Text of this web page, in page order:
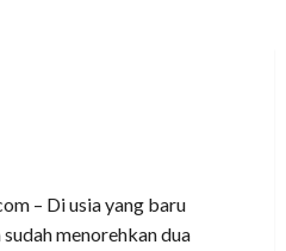
– Di usia yang baru
menorehkan dua